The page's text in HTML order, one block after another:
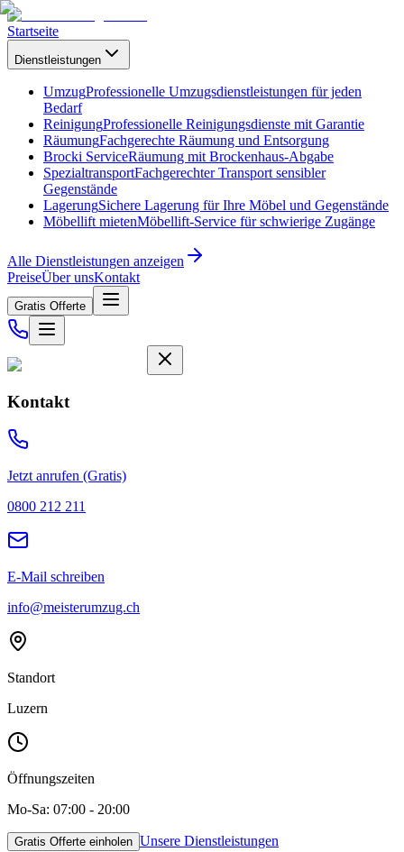
Startseite
Dienstleistungen
UmzugProfessionelle Umzugsdienstleistungen für jeden
Bedarf
ReinigungProfessionelle Reinigungsdienste mit Garantie
RäumungFachgerechte Räumung und Entsorgung
Brocki ServiceRäumung mit Brockenhaus-Abgabe
SpezialtransportFachgerechter Transport sensibler
Gegenstände
LagerungSichere Lagerung für Ihre Möbel und Gegenstände
Möbellift mietenMöbellift-Service für schwierige Zugänge
Alle Dienstleistungen anzeigen
PreiseÜber unsKontakt
Gratis Offerte
Kontakt
Jetzt anrufen (Gratis)
0800 212 211
E-Mail schreiben
info@meisterumzug.ch
Standort
Luzern
Öffnungszeiten
Mo-Sa: 07:00 - 20:00
Gratis Offerte einholen Unsere Dienstleistungen